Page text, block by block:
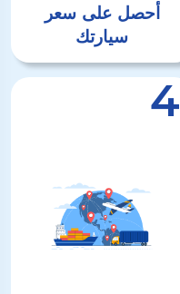
أحصل على سعر
سيارتك
4